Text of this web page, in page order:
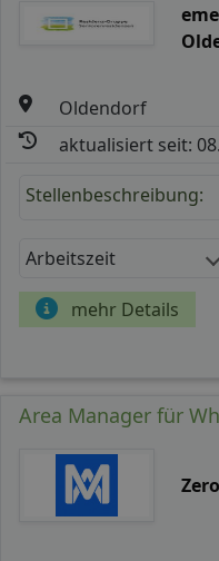
Oldendorf
aktualisiert seit:
Stellenbeschreibung:
Arbeitszeit
mehr Details
Area Manager für
Zero